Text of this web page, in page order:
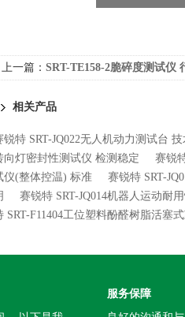
上一篇： SRT-TE158-2脆碎度测试仪
相关产品
锐特 SRT-JQ022无人机动力测试台 技
向灯密封性测试仪 检测稳定
赛锐
仪(整体控温) 标准
赛锐特 SRT-
赛锐特 SRT-JQ014机器人运动耐
SRT-F11404工位塑料酚醛树脂活塞
服务保障